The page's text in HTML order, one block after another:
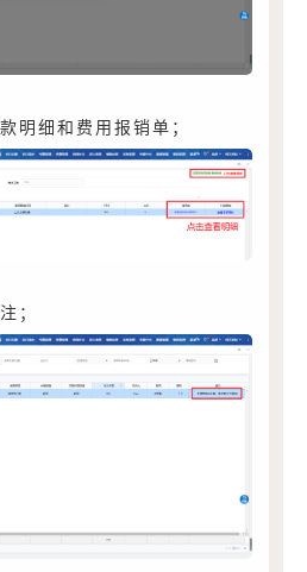
明细和费用报销单；
；